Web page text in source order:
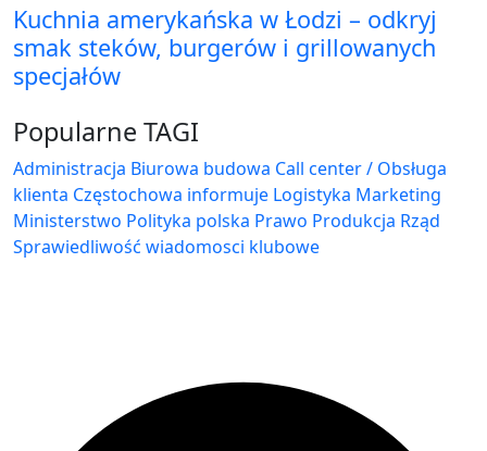
Kuchnia amerykańska w Łodzi – odkryj
smak steków, burgerów i grillowanych
specjałów
Popularne TAGI
Administracja Biurowa budowa Call center / Obsługa
klienta Częstochowa informuje Logistyka Marketing
Ministerstwo Polityka polska Prawo Produkcja Rząd
Sprawiedliwość wiadomosci klubowe